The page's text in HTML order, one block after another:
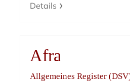
Details
Afra
Allgemeines Register